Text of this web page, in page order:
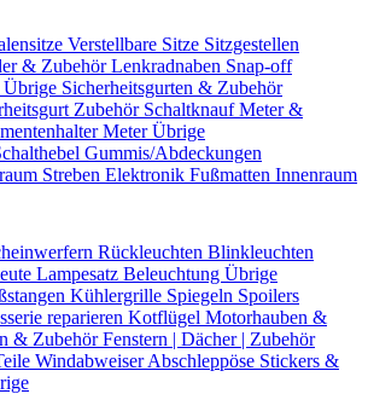
Verstellbare Sitze Sitzgestellen
& ZubehörLenkradnaben Snap-off
Übrige Sicherheitsgurten & Zubehör
Zubehör SchaltknaufMeter &
Meter Übrige
Gummis/Abdeckungen
Streben Elektronik Fußmatten Innenraum
Rückleuchten Blinkleuchten
Lampesatz Beleuchtung Übrige
Kühlergrille Spiegeln Spoilers
reparieren Kotflügel Motorhauben &
& ZubehörFenstern | Dächer | Zubehör
WindabweiserAbschleppöse Stickers &